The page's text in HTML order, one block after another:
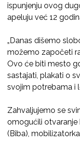
ispunjenju ovog
apeluju već 12
„Danas dišemo
možemo započeti
Ovo će biti mesto
sastajati, plakati o
svojim potrebama i
Zahvaljujemo se
omogućili otvaranje
(Biba),